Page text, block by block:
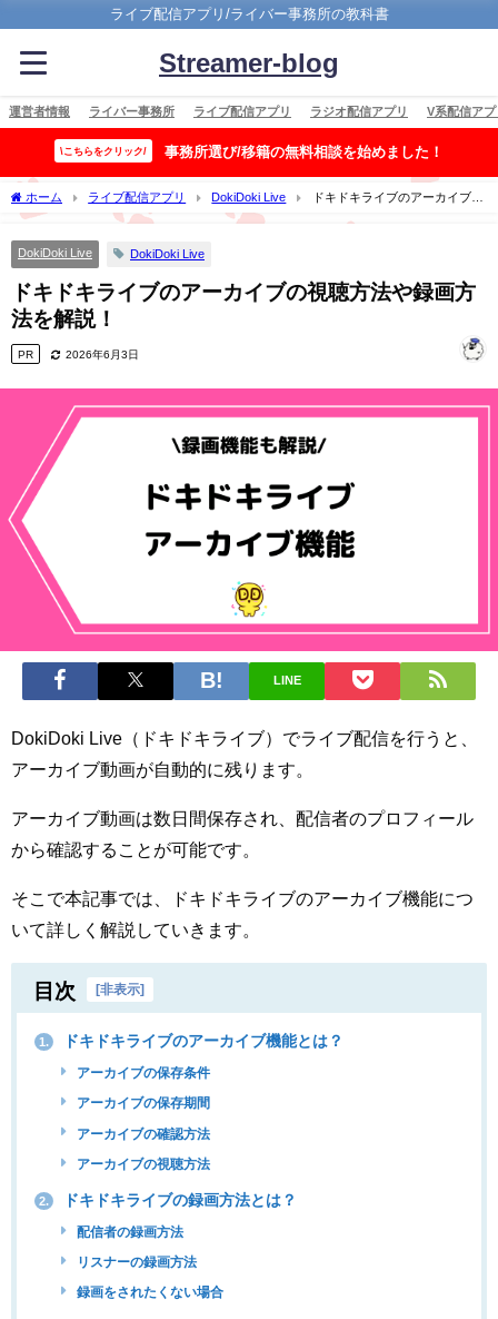
ライブ配信アプリ/ライバー事務所の教科書
Streamer-blog
運営者情報 ライバー事務所 ライブ配信アプリ ラジオ配信アプリ V系配信アプ
\こちらをクリック/ 事務所選び/移籍の無料相談を始めました！
ホーム ライブ配信アプリ DokiDoki Live
ドキドキライブのアーカイブの
視聴方法や録画方法を解説！
DokiDoki Live DokiDoki Live
ドキドキライブのアーカイブの視聴方法や録画方
法を解説！
PR 2026年6月3日
LINE
DokiDoki Live（ドキドキライブ）でライブ配信を行うと、
アーカイブ動画が自動的に残ります。
アーカイブ動画は数日間保存され、配信者のプロフィール
から確認することが可能です。
そこで本記事では、ドキドキライブのアーカイブ機能につ
いて詳しく解説していきます。
目次 [非表示]
1. ドキドキライブのアーカイブ機能とは？
アーカイブの保存条件
アーカイブの保存期間
アーカイブの確認方法
アーカイブの視聴方法
2. ドキドキライブの録画方法とは？
配信者の録画方法
リスナーの録画方法
録画をされたくない場合